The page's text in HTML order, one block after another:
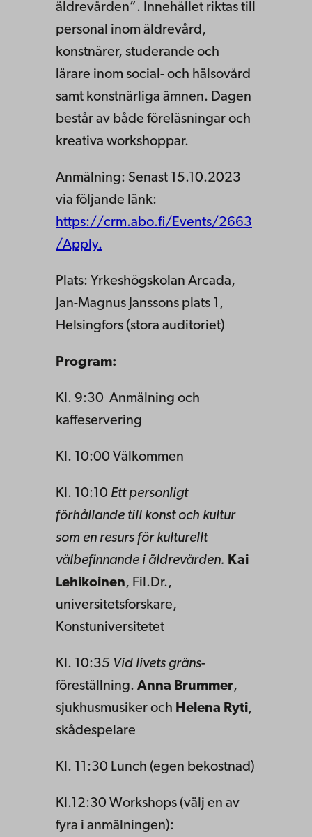
äldrevården”. Innehållet riktas till
personal inom äldrevård,
konstnärer, studerande och
lärare inom social- och hälsovård
samt konstnärliga ämnen. Dagen
består av både föreläsningar och
kreativa workshoppar.
Anmälning: Senast 15.10.2023
via följande länk:
https://crm.abo.fi/Events/2663
/Apply.
Plats: Yrkeshögskolan Arcada,
Jan-Magnus Janssons plats 1,
Helsingfors (stora auditoriet)
Program:
Kl. 9:30 Anmälning och
kaffeservering
Kl. 10:00 Välkommen
Kl. 10:10 Ett personligt
förhållande till konst och kultur
som en resurs för kulturellt
välbefinnande i äldrevården. Kai
Lehikoinen, Fil.Dr.,
universitetsforskare,
Konstuniversitetet
Kl. 10:35 Vid livets gräns-
föreställning. Anna Brummer,
sjukhusmusiker och Helena Ryti,
skådespelare
Kl. 11:30 Lunch (egen bekostnad)
Kl.12:30 Workshops (välj en av
fyra i anmälningen):